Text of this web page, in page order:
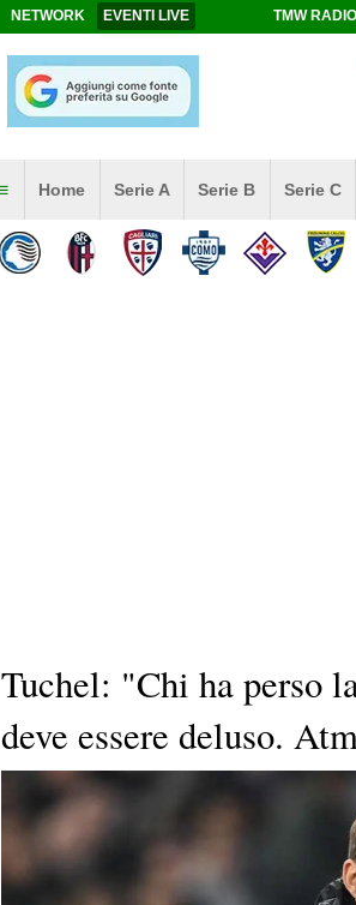
NETWORK EVENTI LIVE TMW RADIO
Home Serie A Serie B Serie C
Tuchel: "Chi ha perso
deve essere deluso.